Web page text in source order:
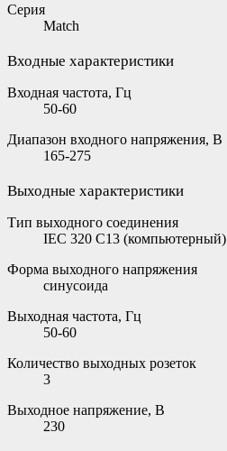
Серия
Match
Входные характеристики
Входная частота, Гц
50-60
Диапазон входного напряжения, В
165-275
Выходные характеристики
Тип выходного соединения
IEC 320 C13 (компьютерный)
Форма выходного напряжения
синусоида
Выходная частота, Гц
50-60
Количество выходных розеток
3
Выходное напряжение, В
230